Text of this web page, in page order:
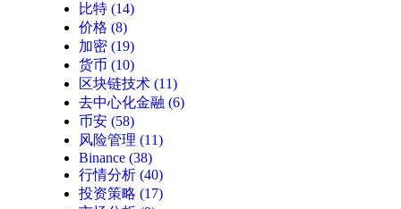
比特 (14)
价格 (8)
加密 (19)
货币 (10)
区块链技术 (11)
去中心化金融 (6)
币安 (58)
风险管理 (11)
Binance (38)
行情分析 (40)
投资策略 (17)